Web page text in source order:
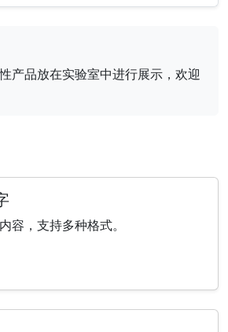
产品放在实验室中进行展示，欢迎
容，支持多种格式。